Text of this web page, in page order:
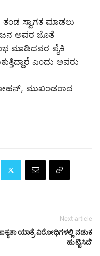
ತಂಡ ಸ್ವಾಗತ ಮಾಡಲು
ಜನ ಅವರ ಜೊತೆ
ಮಾಡಿದವರ ಪೈಕಿ
ಎಂದು ಅವರು
ಮುಖಂಡರಾದ
Next article
ಯಾತ್ರೆ ವಿರೋಧಿಗಳಲ್ಲಿ ನಡುಕ
ಹುಟ್ಟಿಸಿದೆ’